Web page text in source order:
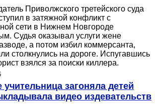
Приволжского третейского суда
в затяжной конфликт с
сети в Нижнем Новгороде
Судья оказывал услуги жене
а потом избил коммерсанта,
столкнулись на дороге. Испугавшись
взялся за поиски киллера.
загоняла детей
видео издевательств